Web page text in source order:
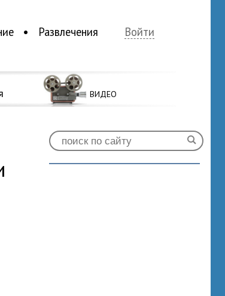
Развлечения Войти
ВИДЕО